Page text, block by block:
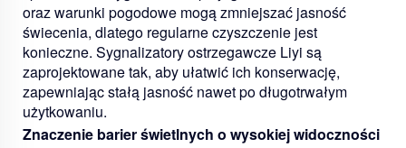
oraz warunki pogodowe mogą zmniejszać jasność
świecenia, dlatego regularne czyszczenie jest
konieczne. Sygnalizatory ostrzegawcze Liyi są
zaprojektowane tak, aby ułatwić ich konserwację,
zapewniając stałą jasność nawet po długotrwałym
użytkowaniu.
Znaczenie barier świetlnych o wysokiej widoczności